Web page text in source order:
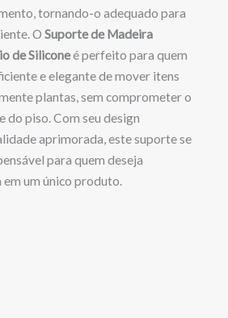
tornando-o adequado para
OSuporte de Madeira
de Siliconeé perfeito para quem
e elegante de mover itens
plantas, sem comprometer o
do piso. Com seu design
aprimorada, este suporte se
para quem deseja
um único produto.